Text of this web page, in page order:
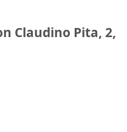
Claudino Pita, 2,